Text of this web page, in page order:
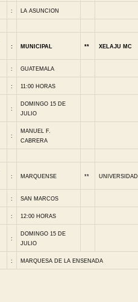
: LA ASUNCION
: MUNICIPAL ** XELAJU MC
: GUATEMALA
: 11:00 HORAS
:
DOMINGO 15 DE
JULIO
:
MANUEL F.
CABRERA
: MARQUENSE ** UNIVERSIDAD
: SAN MARCOS
: 12:00 HORAS
:
DOMINGO 15 DE
JULIO
: MARQUESA DE LA ENSENADA